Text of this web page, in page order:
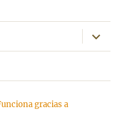
expande
el
menú
gracias a